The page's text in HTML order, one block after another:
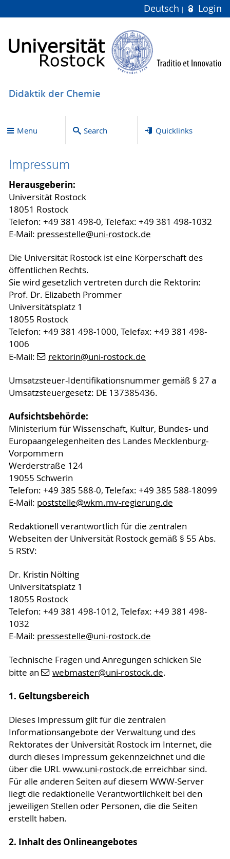
Deutsch Login
Didaktik der Chemie
Menu Search Quicklinks
Impressum
Herausgeberin:
Universität Rostock
18051 Rostock
Telefon: +49 381 498-0, Telefax: +49 381 498-1032
E-Mail: pressestelle@uni-rostock.de
Die Universität Rostock ist eine Körperschaft des
öffentlichen Rechts.
Sie wird gesetzlich vertreten durch die Rektorin:
Prof. Dr. Elizabeth Prommer
Universitätsplatz 1
18055 Rostock
Telefon: +49 381 498-1000, Telefax: +49 381 498-
1006
E-Mail:
rektorin@uni-rostock.de
Umsatzsteuer-Identifikationsnummer gemäß § 27 a
Umsatzsteuergesetz: DE 137385436.
Aufsichtsbehörde:
Ministerium für Wissenschaft, Kultur, Bundes- und
Europaangelegenheiten des Landes Mecklenburg-
Vorpommern
Werderstraße 124
19055 Schwerin
Telefon: +49 385 588-0, Telefax: +49 385 588-18099
E-Mail: poststelle@wkm.mv-regierung.de
Redaktionell verantwortlich für die zentralen
Webseiten der Universität Rostock gemäß § 55 Abs.
5 RStV:
Dr. Kristin Nölting
Universitätsplatz 1
18055 Rostock
Telefon: +49 381 498-1012, Telefax: +49 381 498-
1032
E-Mail: pressestelle@uni-rostock.de
Technische Fragen und Anregungen schicken Sie
bitte an
webmaster@uni-rostock.de.
1. Geltungsbereich
Dieses Impressum gilt für die zentralen
Informationsangebote der Verwaltung und des
Rektorates der Universität Rostock im Internet, die
durch dieses Impressum gekennzeichnet und die
über die URLwww.uni-rostock.de erreichbar sind.
Für alle anderen Seiten auf diesem WWW-Server
liegt die redaktionelle Verantwortlichkeit bei den
jeweiligen Stellen oder Personen, die die Seiten
erstellt haben.
2. Inhalt des Onlineangebotes